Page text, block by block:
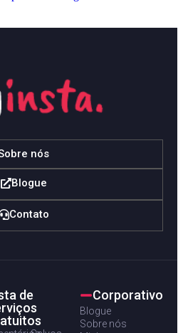
nós
Blogue
Contato
de
Corporativo
Blogue
Sobre nós